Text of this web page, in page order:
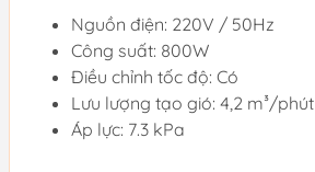
Nguồn điện: 220V / 50Hz
Công suất: 800W
Điều chỉnh tốc độ: Có
Lưu lượng tạo gió: 4,2 m³/phút
Áp lực: 7.3 kPa